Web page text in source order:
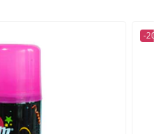
-20%